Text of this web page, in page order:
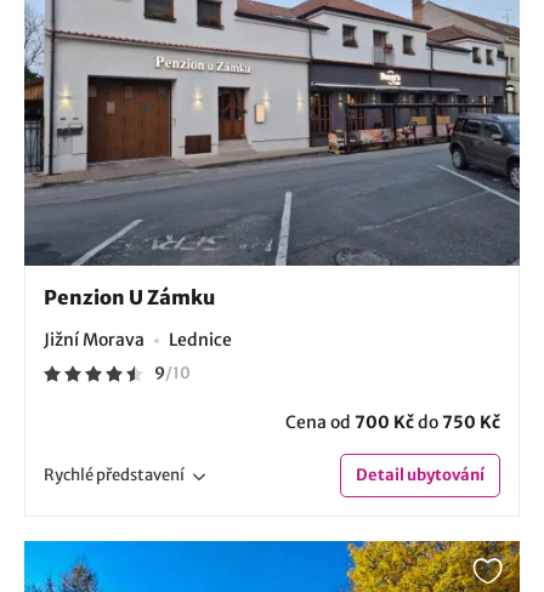
Penzion U Zámku
Jižní Morava Lednice
9/10
Cena od 700 Kčdo750 Kč
Rychlépředstavení Detailubytování